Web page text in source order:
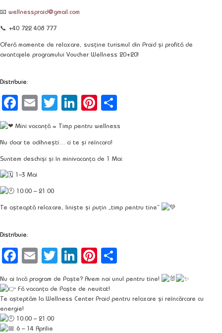
📧 wellnesspraid@gmail.com
📞 +40 722 408 777
Oferă momente de relaxare, susține turismul din Praid și profită de
avantajele programului Voucher Wellness 20+20!
Distribuie:
Facebook
EmailTwitter
LinkedInPinterest
Mini vacanță = Timp pentru wellness
Nu doar te odihnești… ci te și reîncarci!
Suntem deschiși și în minivacanța de 1 Mai:
1–3 Mai
10:00 – 21:00
Te așteaptă relaxare, liniște și puțin „timp pentru tine”
Distribuie:
Facebook
EmailTwitter
LinkedInPinterest
Nu ai încă program de Paște? Avem noi unul pentru tine!
Fă vacanța de Paște de neuitat!
Te așteptăm la Wellness Center Praid pentru relaxare și reîncărcare cu
energie!
10:00 – 21:00
6 – 14 Aprilie